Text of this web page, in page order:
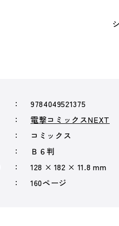
9784049521375
電撃コミックスNEXT
コミックス
Ｂ６判
128 × 182 × 11.8 mm
160ページ